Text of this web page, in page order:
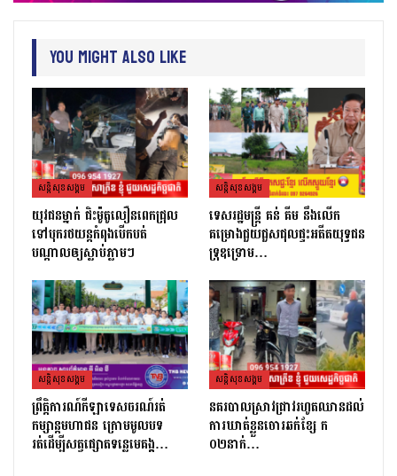
You Might Also Like
សន្តិសុខសង្គម
យុវជនម្នាក់ ជិះម៉ូតូលឿនពេកជ្រុល
ទៅបុករថយន្តកំពុងបើកបត់
បណ្តាលឲ្យស្លាប់ភ្លាមៗ
សន្តិសុខសង្គម
ទេសរដ្ឋមន្រ្តី គន់ គីម នឹងលើក
គម្រោងជួយជួសជុលផ្ទះអតីតយុទ្ធជន
ទ្រុឌទ្រោម…
សន្តិសុខសង្គម
ព្រឹត្តិការណ៍កីឡាទេសចរណ៍រត់
កម្សាន្តមហាជន ក្រោមមូលបទ
រត់ដេីម្បីសត្វផ្សោតទន្លេមេគង្គ…
សន្តិសុខសង្គម
នគរបាលស្រាវជ្រាវរហូតឈានដល់
ការឃាត់ខ្លួនចោរឆក់ខ្សែ ក
០២នាក់…